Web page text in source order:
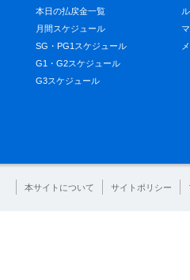
本日の払戻金一覧
月間スケジュール
SG・PG1スケジュール
G1・G2スケジュール
G3スケジュール
本サイトについて サイトポリシー